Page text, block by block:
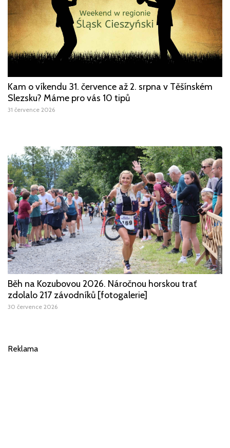
Kam o víkendu 31. července až 2. srpna v Těšínském
Slezsku? Máme pro vás 10 tipů
31 července 2026
Běh na Kozubovou 2026. Náročnou horskou trať
zdolalo 217 závodníků [fotogalerie]
30 července 2026
Reklama